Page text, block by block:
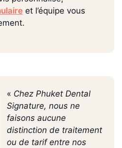
et l’équipe vous
« Chez Phuket Dental
Signature, nous ne
faisons aucune
distinction de traitement
ou de tarif entre nos